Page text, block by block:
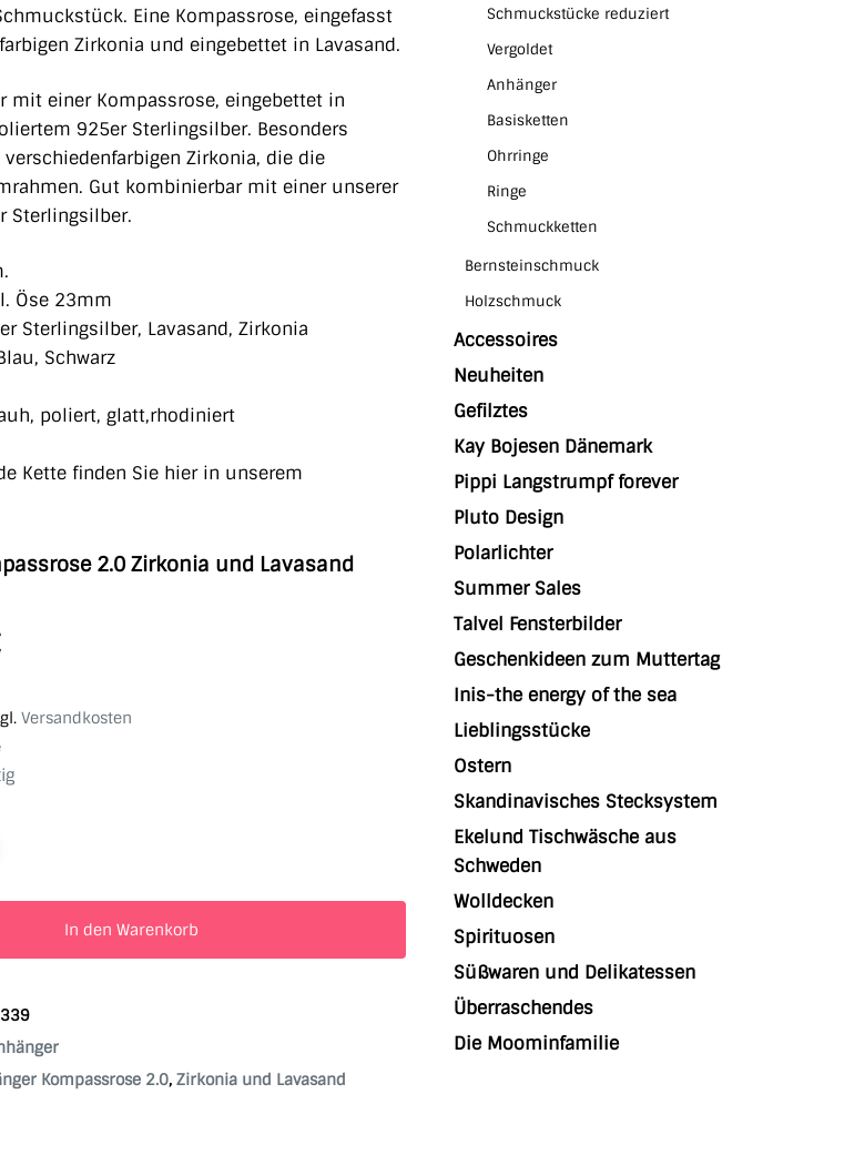
Eine Kompassrose, eingefasst
Zirkonia und eingebettet in Lavasand.
mit einer Kompassrose, eingebettet in
925er Sterlingsilber. Besonders
Zirkonia, die die
Gut kombinierbar mit einer unserer
Sterlingsilber.
Öse 23mm
Sterlingsilber, Lavasand, Zirkonia
Schwarz
poliert, glatt,rhodiniert
Kette finden Sie hier in unserem
2.0 Zirkonia und Lavasand
Versandkosten
In den Warenkorb
Kompassrose 2.0, Zirkonia und Lavasand
Schmuckstücke reduziert
Vergoldet
Anhänger
Basisketten
Ohrringe
Ringe
Schmuckketten
Bernsteinschmuck
Holzschmuck
Accessoires
Neuheiten
Gefilztes
Kay Bojesen Dänemark
Pippi Langstrumpf forever
Pluto Design
Polarlichter
Summer Sales
Talvel Fensterbilder
Geschenkideen zum Muttertag
Inis-the energy of the sea
Lieblingsstücke
Ostern
Skandinavisches Stecksystem
Ekelund Tischwäsche aus
Schweden
Wolldecken
Spirituosen
Süßwaren und Delikatessen
Überraschendes
Die Moominfamilie